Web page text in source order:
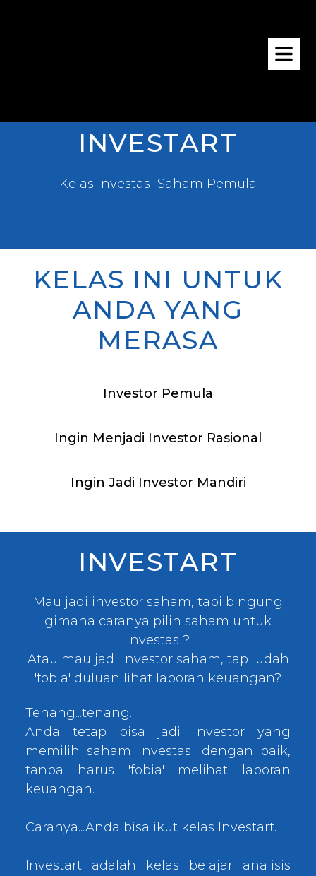
INVESTART
Kelas Investasi Saham Pemula
KELAS INI UNTUK
ANDA YANG
MERASA
Investor Pemula
Ingin Menjadi Investor Rasional
Ingin Jadi Investor Mandiri
INVESTART
Mau jadi investor saham, tapi bingung
gimana caranya pilih saham untuk
investasi?
Atau mau jadi investor saham, tapi udah
'fobia' duluan lihat laporan keuangan?
Tenang...tenang...
Anda tetap bisa jadi investor yang
memilih saham investasi dengan baik,
tanpa harus 'fobia' melihat laporan
keuangan.
Caranya...Anda bisa ikut kelas Investart.
Investart adalah kelas belajar analisis